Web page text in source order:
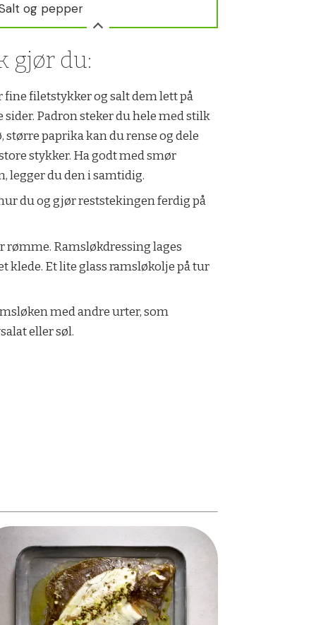
og pepper
gjør du:
filetstykker og salt dem lett på
sider. Padron steker du hele med stilk
større paprika kan du rense og dele
stykker. Ha godt med smør
legger du den i samtidig.
du og gjør reststekingen ferdig på
rømme. Ramsløkdressing lages
klede. Et lite glass ramsløkolje på tur
med andre urter, som
eller søl.